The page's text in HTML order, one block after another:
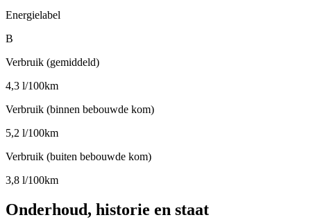
Energielabel
B
Verbruik (gemiddeld)
4,3 l/100km
Verbruik (binnen bebouwde kom)
5,2 l/100km
Verbruik (buiten bebouwde kom)
3,8 l/100km
Onderhoud, historie en staat